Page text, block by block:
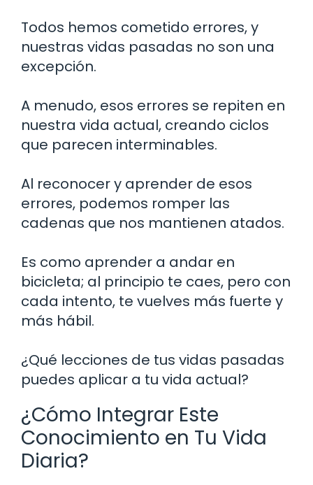
Todos hemos cometido errores, y
nuestras vidas pasadas no son una
excepción.
A menudo, esos errores se repiten en
nuestra vida actual, creando ciclos
que parecen interminables.
Al reconocer y aprender de esos
errores, podemos romper las
cadenas que nos mantienen atados.
Es como aprender a andar en
bicicleta; al principio te caes, pero con
cada intento, te vuelves más fuerte y
más hábil.
¿Qué lecciones de tus vidas pasadas
puedes aplicar a tu vida actual?
¿Cómo Integrar Este
Conocimiento en Tu Vida
Diaria?